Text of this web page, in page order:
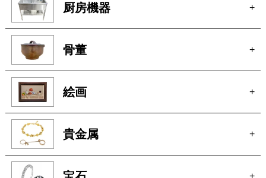
厨房機器 +
骨董 +
絵画 +
貴金属 +
+